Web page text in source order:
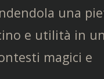
una
e utilità in
magici e